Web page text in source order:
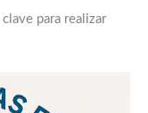
para realizar